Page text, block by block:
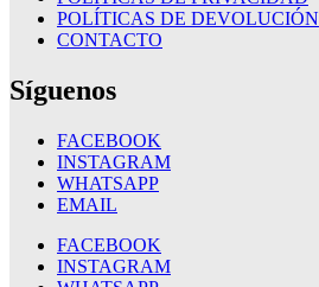
POLÍTICAS DE DEVOLUCIÓN
CONTACTO
Síguenos
FACEBOOK
INSTAGRAM
WHATSAPP
EMAIL
FACEBOOK
INSTAGRAM